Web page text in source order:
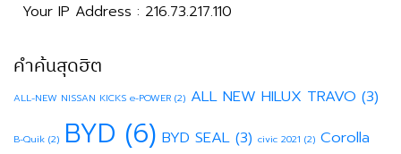
Your IP Address : 216.73.217.110
คำค้นสุดฮิต
ALL-NEW NISSAN KICKS e-POWER (2) ALL NEW HILUX TRAVO (3)
B-Quik (2) BYD (6) BYD SEAL (3) civic 2021 (2) Corolla